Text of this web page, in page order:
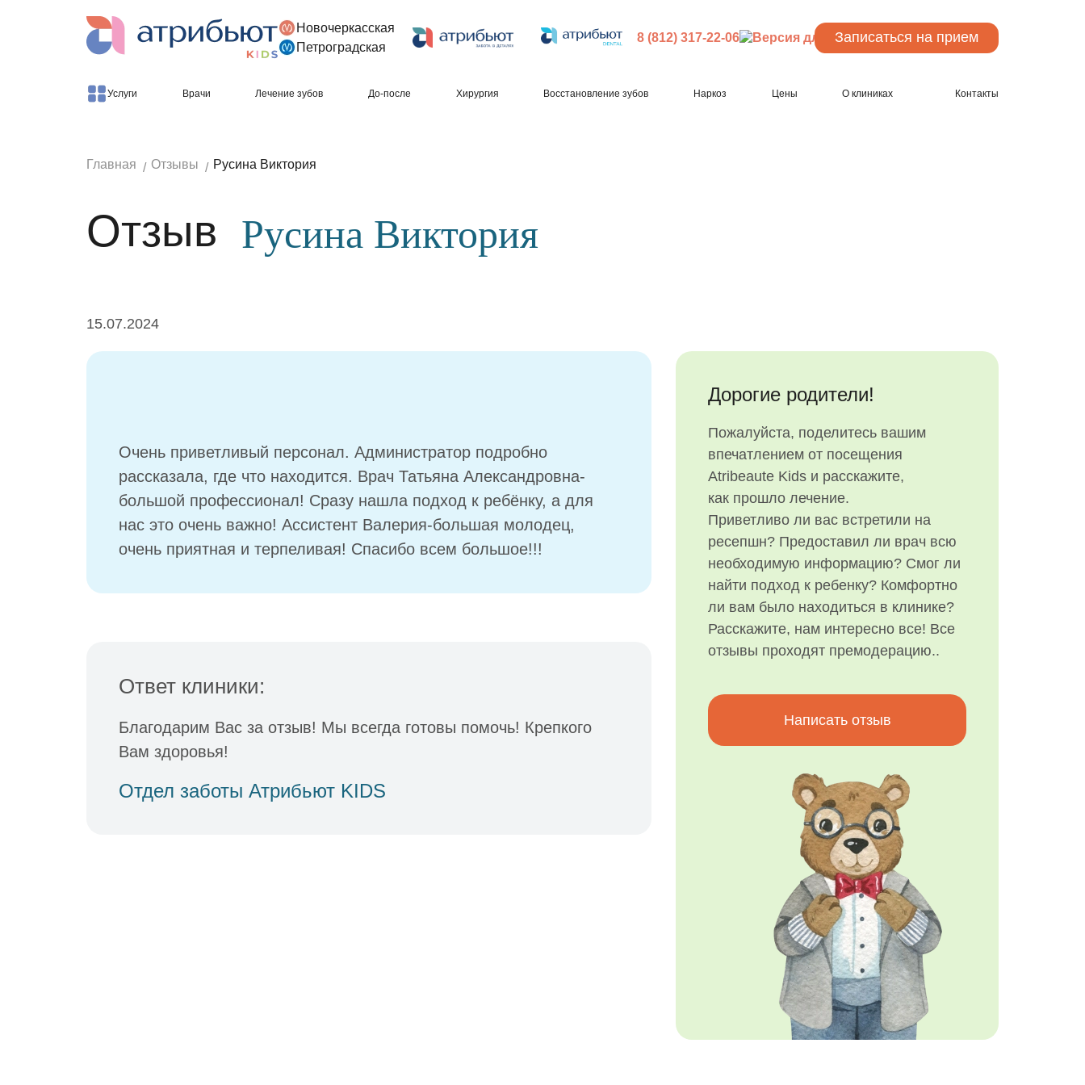
Версия для слабовидящих
Новочеркасская
Петроградская
8 (812) 317-22-06 Записаться на прием
Услуги Врачи Лечение зубов До-после Хирургия Восстановление зубов Наркоз Цены О клиниках Контакты
Главная Отзывы Русина Виктория
Отзыв Русина Виктория
15.07.2024
Очень приветливый персонал. Администратор подробно
рассказала, где что находится. Врач Татьяна Александровна-
большой профессионал! Сразу нашла подход к ребёнку, а для
нас это очень важно! Ассистент Валерия-большая молодец,
очень приятная и терпеливая! Спасибо всем большое!!!
Ответ клиники:
Благодарим Вас за отзыв! Мы всегда готовы помочь! Крепкого
Вам здоровья!
Отдел заботы Атрибьют KIDS
Дорогие родители!
Пожалуйста, поделитесь вашим
впечатлением от посещения
Atribeaute Kids и расскажите,
как прошло лечение.
Приветливо ли вас встретили на
ресепшн? Предоставил ли врач всю
необходимую информацию? Смог ли
найти подход к ребенку? Комфортно
ли вам было находиться в клинике?
Расскажите, нам интересно все! Все
отзывы проходят премодерацию..
Написать отзыв